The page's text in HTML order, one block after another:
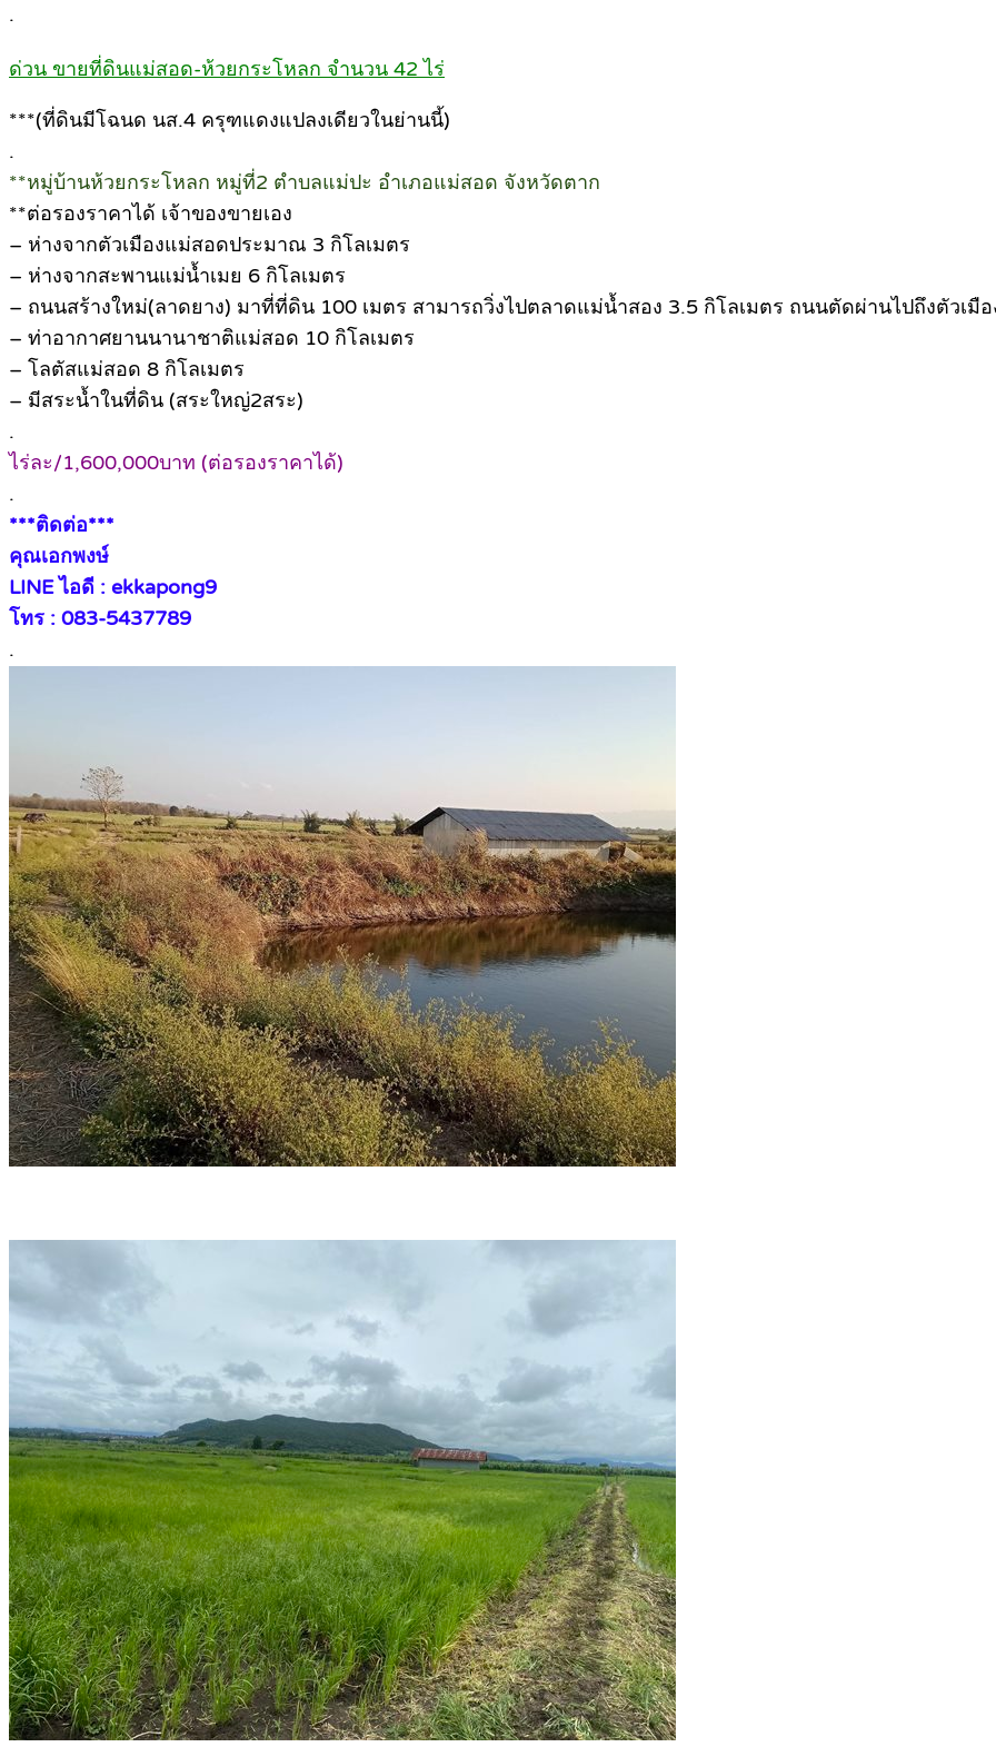
.
ด่วน ขายที่ดินแม่สอด-ห้วยกระโหลก จำนวน 42 ไร่
***(ที่ดินมีโฉนด นส.4 ครุฑแดงแปลงเดียวในย่านนี้)
.
**หมู่บ้านห้วยกระโหลก หมู่ที่2 ตำบลแม่ปะ อำเภอแม่สอด จังหวัดตาก
**ต่อรองราคาได้ เจ้าของขายเอง
– ห่างจากตัวเมืองแม่สอดประมาณ 3 กิโลเมตร
– ห่างจากสะพานแม่น้ำเมย 6 กิโลเมตร
– ถนนสร้างใหม่(ลาดยาง) มาที่ที่ดิน 100 เมตร สามารถวิ่งไปตลาดแม่น้ำสอง 3.5 กิโลเมตร ถนนตัดผ่านไปถึงตัวเมือ
– ท่าอากาศยานนานาชาติแม่สอด 10 กิโลเมตร
– โลตัสแม่สอด 8 กิโลเมตร
– มีสระน้ำในที่ดิน (สระใหญ่2สระ)
.
ไร่ละ/1,600,000บาท (ต่อรองราคาได้)
.
***ติดต่อ***
คุณเอกพงษ์
LINE ไอดี : ekkapong9
โทร : 083-5437789
.